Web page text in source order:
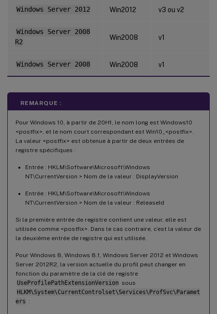
Windows Server 2012 Win2012 v3 ou v2
Windows Server 2008
R2
Win2008 v1
Windows Server 2008 Win2008 v1
REMARQUE :
Pour Windows 10, à partir de 20H1, le nom long est Windows10
<postfix>, et le nom court correspondant est Win10_<postfix>.
La valeur <postfix> est obtenue à partir de deux entrées de
registre spécifiques :
Entrée : HKLM\Software\Microsoft\Windows
NT\CurrentVersion > Nom de la valeur : DisplayVersion
Entrée : HKLM\Software\Microsoft\Windows
NT\CurrentVersion > Nom de la valeur : ReleaseId
Si la première entrée de registre contient une valeur, elle est
utilisée comme <postfix>. Dans le cas contraire, c’est la valeur de
la deuxième entrée de registre qui est utilisée.
Pour Windows 8, Windows 8.1, Windows Server 2012 et Windows
Server 2012R2, la version actuelle du profil peut changer en
fonction du paramètre de la clé de registre
UseProfilePathExtensionVersion sous
HLKM\System\CurrentControlset\Services\ProfSvc\Paramet
ers :